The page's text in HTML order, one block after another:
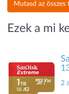
Mutasd az összes
Ezek a mi
2